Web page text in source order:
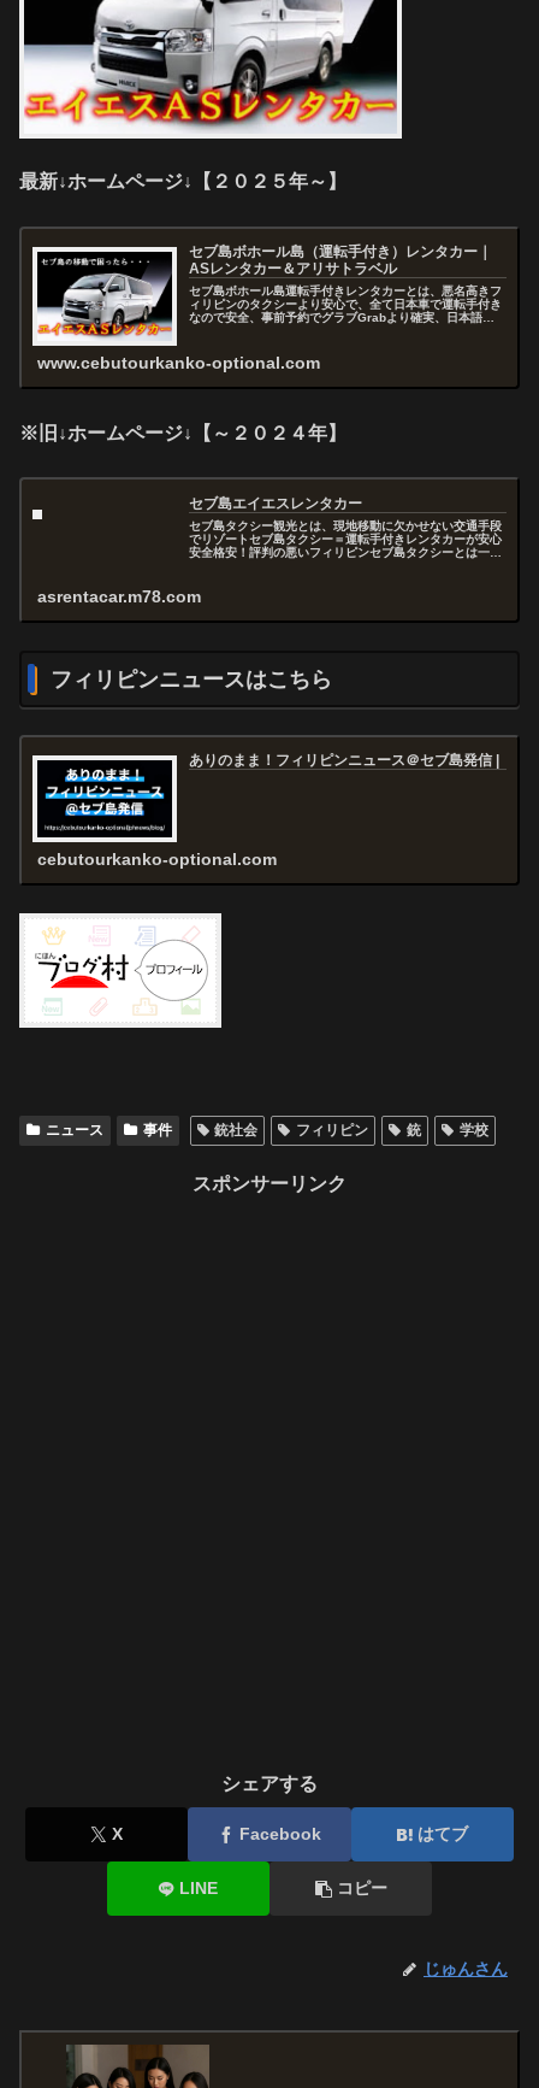
最新↓ホームページ↓【２０２５年～】
セブ島ボホール島（運転手付き）レンタカー｜
ASレンタカー＆アリサトラベル
セブ島ボホール島運転手付きレンタカーとは、悪名高きフ
ィリピンのタクシーより安心で、全て日本車で運転手付き
なので安全、事前予約でグラブGrabより確実、日本語で
www.cebutourkanko-optional.com
※旧↓ホームページ↓【～２０２４年】
セブ島エイエスレンタカー
セブ島タクシー観光とは、現地移動に欠かせない交通手段
でリゾートセブ島タクシー＝運転手付きレンタカーが安心
安全格安！評判の悪いフィリピンセブ島タクシーとは一味
asrentacar.m78.com
フィリピンニュースはこちら
ありのまま！フィリピンニュース＠セブ島発信 |
cebutourkanko-optional.com
ニュース 事件 銃社会 フィリピン 銃 学校
スポンサーリンク
シェアする
X Facebook はてブ
LINE コピー
じゅんさん